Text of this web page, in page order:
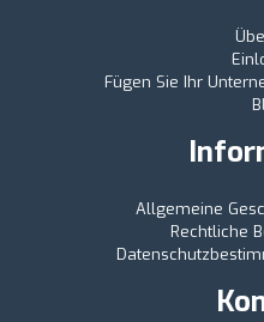
Fügen Sie Ihr
Allgemeine
Rechtliche